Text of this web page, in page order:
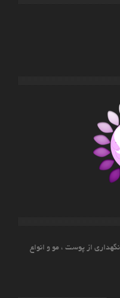
از پوست ، مو و انواع